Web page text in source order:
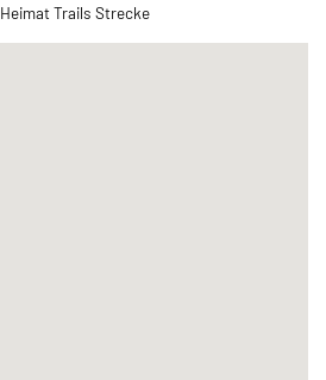
Heimat Trails Strecke